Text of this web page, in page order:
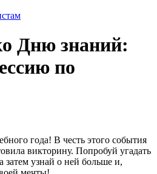
Дню знаний:
по
года! В честь этого события
викторину. Попробуй угадать
узнай о ней больше и,